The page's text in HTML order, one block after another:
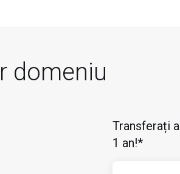
domeniu
Transferați
1 an!*